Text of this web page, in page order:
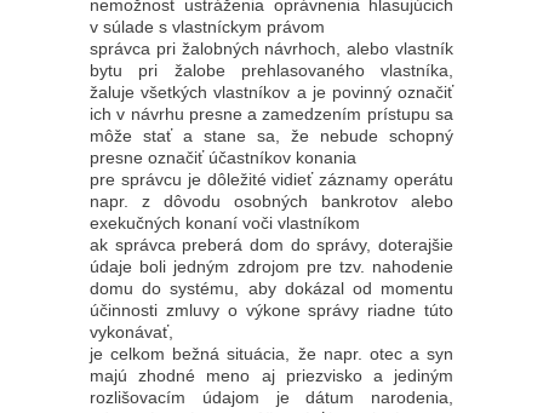
nemožnosť ustráženia oprávnenia hlasujúcich
v súlade s vlastníckym právom
správca pri žalobných návrhoch, alebo vlastník
bytu pri žalobe prehlasovaného vlastníka,
žaluje všetkých vlastníkov a je povinný označiť
ich v návrhu presne a zamedzením prístupu sa
môže stať a stane sa, že nebude schopný
presne označiť účastníkov konania
pre správcu je dôležité vidieť záznamy operátu
napr. z dôvodu osobných bankrotov alebo
exekučných konaní voči vlastníkom
ak správca preberá dom do správy, doterajšie
údaje boli jedným zdrojom pre tzv. nahodenie
domu do systému, aby dokázal od momentu
účinnosti zmluvy o výkone správy riadne túto
vykonávať,
je celkom bežná situácia, že napr. otec a syn
majú zhodné meno aj priezvisko a jediným
rozlišovacím údajom je dátum narodenia,